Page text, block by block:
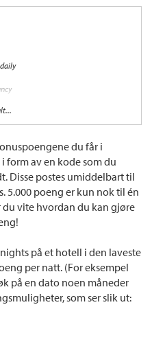
daily
free nights
on the Ambassador Weekend Rate
may vary by region.
du får i
form av en kode som du
Disse postes umiddelbart til
5.000 poeng er kun nok til én
du vite hvordan du kan gjøre
på et hotell i den laveste
per natt. (For eksempel
på en dato noen måneder
som ser slik ut: